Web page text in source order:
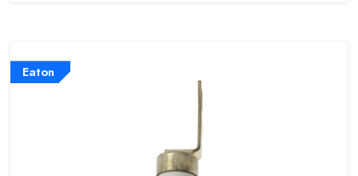
Eaton